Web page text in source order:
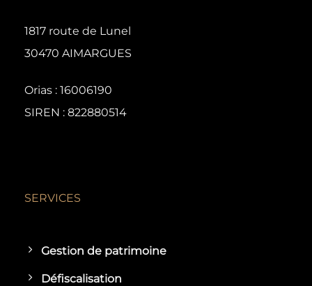
1817 route de Lunel
30470 AIMARGUES
Orias : 16006190
SIREN : 822880514
SERVICES
Gestion de patrimoine
Défiscalisation